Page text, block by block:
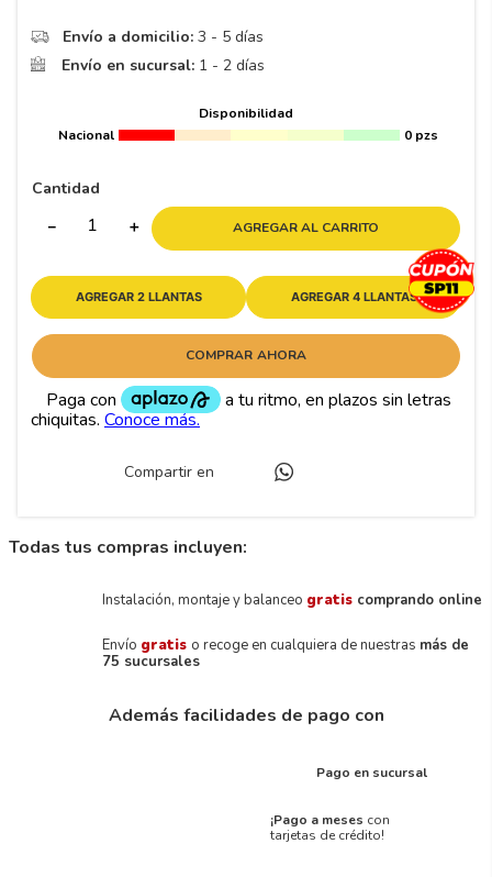
Envío a domicilio: 3 - 5 días
Envío en sucursal: 1 - 2 días
Disponibilidad
Nacional
0 pzs
Cantidad
＋
－ AGREGAR AL CARRITO
AGREGAR 2 LLANTAS AGREGAR 4 LLANTAS
COMPRAR AHORA
Compartir en
Todas tus compras incluyen:
Instalación, montaje y balanceo gratis comprando online
Envío gratis o recoge en cualquiera de nuestras más de
75 sucursales
Además facilidades de pago con
Pago en sucursal
¡Pago a meses con
tarjetas de crédito!